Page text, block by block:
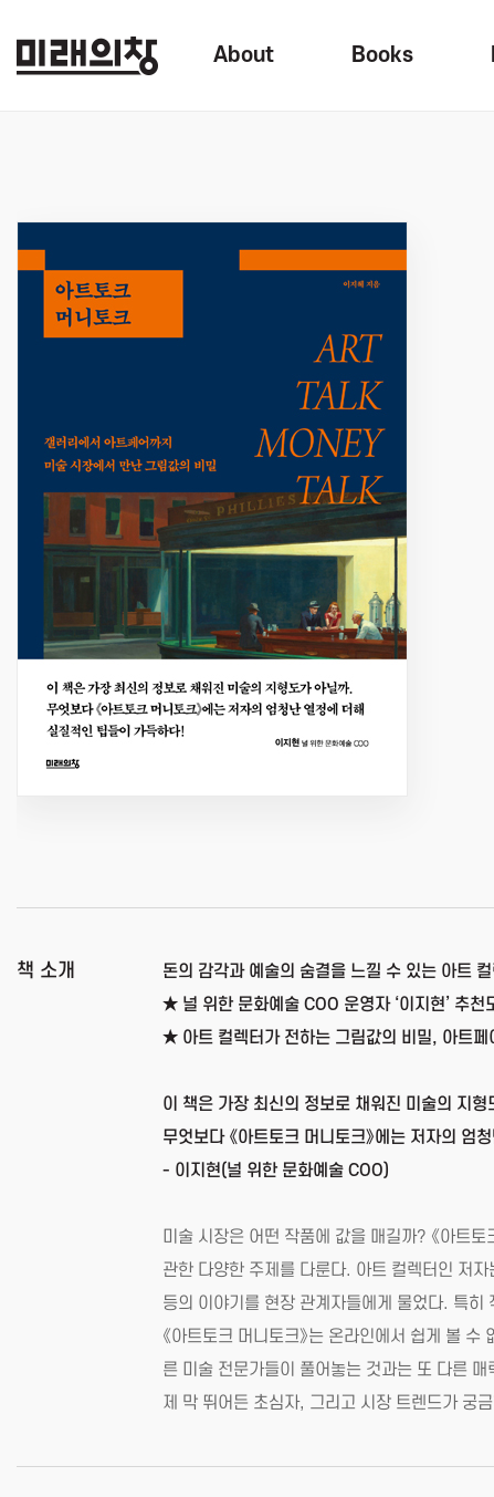
About Books
책 소개
돈의 감각과 예술의 숨결을 느낄 수 있는 아트 컬
★ 널 위한 문화예술 COO 운영자 ‘이지현’ 추천
★ 아트 컬렉터가 전하는 그림값의 비밀, 아트페
이 책은 가장 최신의 정보로 채워진 미술의 지형
무엇보다 《아트토크 머니토크》에는 저자의 엄
- 이지현(널 위한 문화예술 COO)
미술 시장은 어떤 작품에 값을 매길까? 《아트
관한 다양한 주제를 다룬다. 아트 컬렉터인 저
등의 이야기를 현장 관계자들에게 물었다. 특
《아트토크 머니토크》는 온라인에서 쉽게 볼
른 미술 전문가들이 풀어놓는 것과는 또 다른
제 막 뛰어든 초심자, 그리고 시장 트렌드가 궁